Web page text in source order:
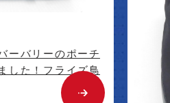
ーのポーチ
フライズ鳥